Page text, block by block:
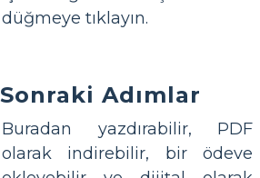
düğmeye tıklayın.
Sonraki Adımlar
Buradan yazdırabilir, PDF
olarak indirebilir, bir ödeve